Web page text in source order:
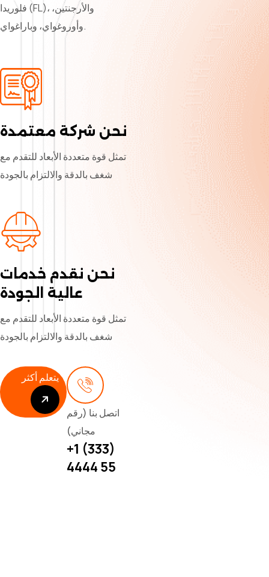
فلوريدا (FL)، والأرجنتين،
وأوروغواي، وباراغواي.
نحن شركة معتمدة
تمثل قوة متعددة الأبعاد للتقدم مع
شغف بالدقة والالتزام بالجودة
نحن نقدم خدمات
عالية الجودة
تمثل قوة متعددة الأبعاد للتقدم مع
شغف بالدقة والالتزام بالجودة
يتعلم أكثر
يتعلم أكثر
اتصل بنا (رقم
مجاني)
+1 (333)
4444 55